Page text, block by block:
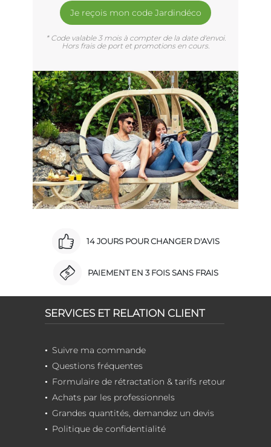
Je reçois mon code Jardindéco
* Code valable 3 mois à compter de la date d'envoi.
Hors frais de port et promotions en cours.
14 JOURS POUR CHANGER D'AVIS
PAIEMENT EN 3 FOIS SANS FRAIS
SERVICES ET RELATION CLIENT
Suivre ma commande
Questions fréquentes
Formulaire de rétractation & tarifs retour
Achats par les professionnels
Grandes quantités, demandez un devis
Politique de confidentialité